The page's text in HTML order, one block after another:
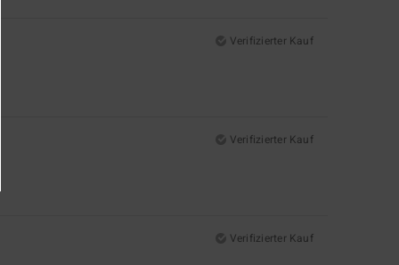
Verifizierter Kauf
Verifizierter Kauf
Verifizierter Kauf